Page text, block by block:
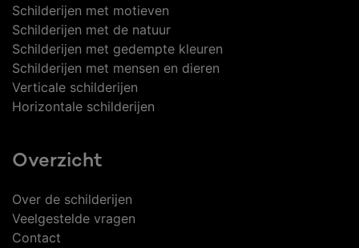
Schilderijen met motieven
Schilderijen met de natuur
Schilderijen met gedempte kleuren
Schilderijen met mensen en dieren
Verticale schilderijen
Horizontale schilderijen
Overzicht
Over de schilderijen
Veelgestelde vragen
Contact